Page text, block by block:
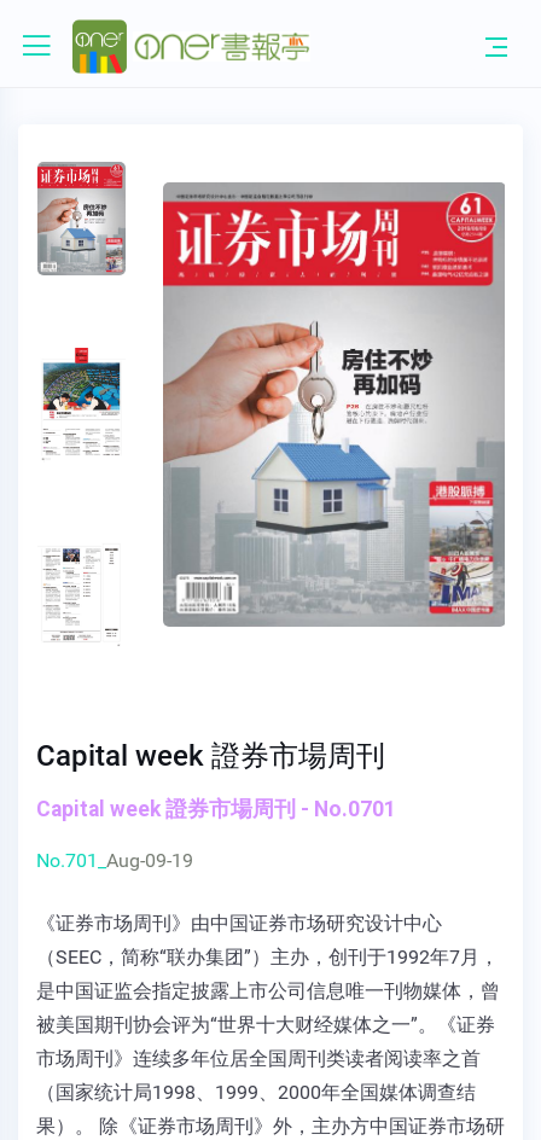
Capital week 證券市場周刊
Capital week 證券市場周刊 - No.0701
No.701_ Aug-09-19
《证券市场周刊》由中国证券市场研究设计中心
（SEEC，简称“联办集团”）主办，创刊于1992年7月，
是中国证监会指定披露上市公司信息唯一刊物媒体，曾
被美国期刊协会评为“世界十大财经媒体之一”。《证券
市场周刊》连续多年位居全国周刊类读者阅读率之首
（国家统计局1998、1999、2000年全国媒体调查结
果）。 除《证券市场周刊》外，主办方中国证券市场研